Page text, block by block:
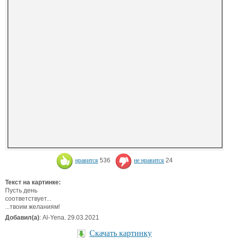
нравится 536 не нравится 24
Текст на картинке:
Пусть день
соответствует...
...твоим желаниям!
Добавил(а): Al-Yena. 29.03.2021
Скачать картинку